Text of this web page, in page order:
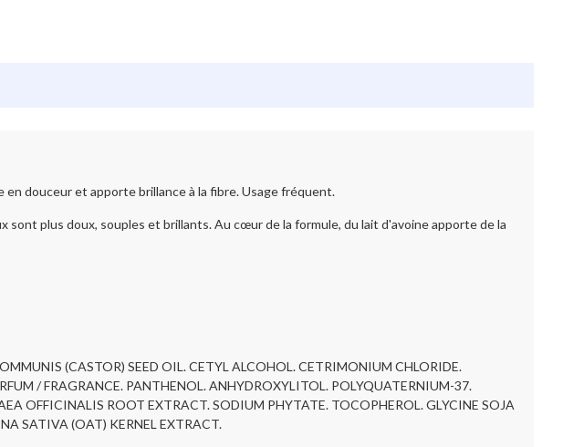
douceur et apporte brillance à la fibre. Usage fréquent.
sont plus doux, souples et brillants. Au cœur de la formule, du lait d'avoine apporte de la
(CASTOR) SEED OIL. CETYL ALCOHOL. CETRIMONIUM CHLORIDE.
/ FRAGRANCE. PANTHENOL. ANHYDROXYLITOL. POLYQUATERNIUM-37.
OFFICINALIS ROOT EXTRACT. SODIUM PHYTATE. TOCOPHEROL. GLYCINE SOJA
SATIVA (OAT) KERNEL EXTRACT.